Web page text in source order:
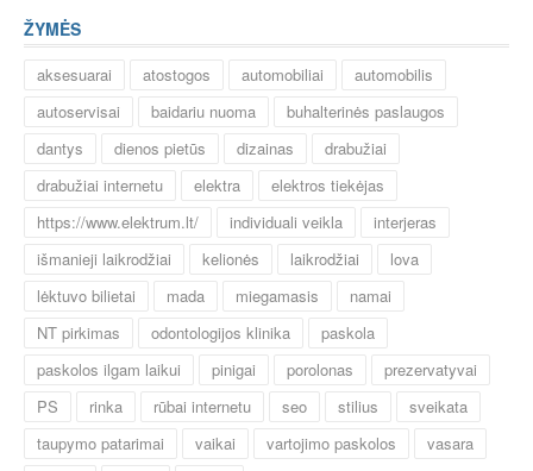
ŽYMĖS
aksesuarai atostogos automobiliai
automobilis
autoservisai
baidariu nuoma
buhalterinės paslaugos
dantys
dienos pietūs dizainas
drabužiai
drabužiai internetu
elektra
elektros tiekėjas
https://www.elektrum.lt/
individuali veikla
interjeras
išmanieji laikrodžiai
kelionės laikrodžiai
lova
lėktuvo bilietai
mada miegamasis
namai
NT pirkimas
odontologijos klinika
paskola
paskolos ilgam laikui
pinigai porolonas
prezervatyvai
PS
rinka rūbai internetu seo stilius
sveikata
taupymo patarimai
vaikai vartojimo paskolos
vasara